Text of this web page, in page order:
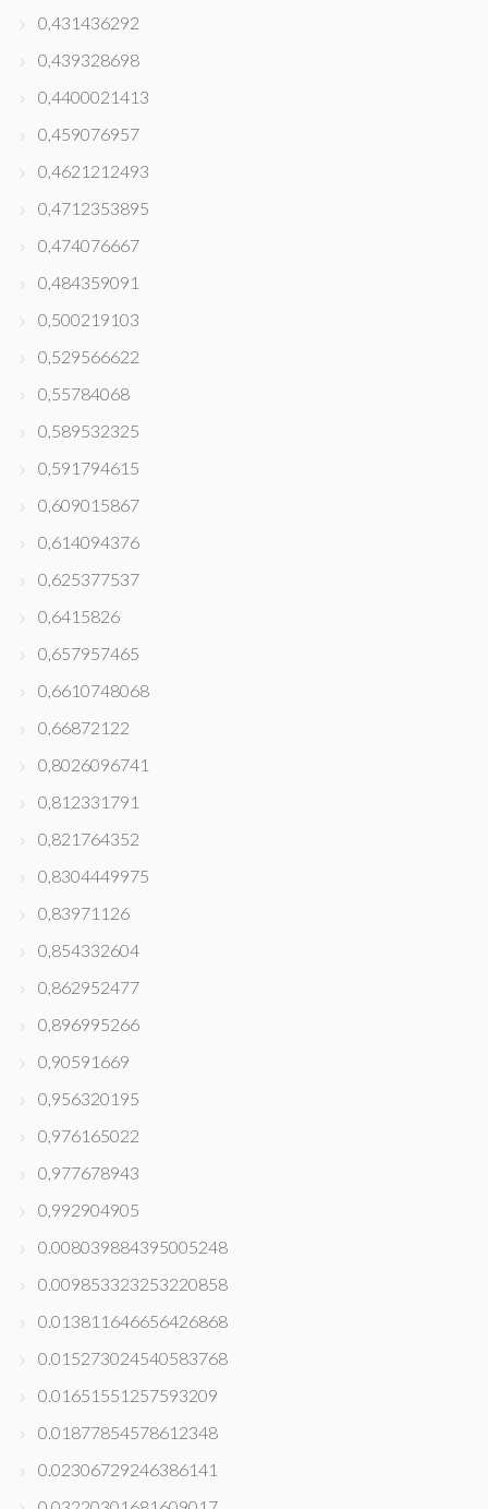
0,431436292
0,439328698
0,4400021413
0,459076957
0,4621212493
0,4712353895
0,474076667
0,484359091
0,500219103
0,529566622
0,55784068
0,589532325
0,591794615
0,609015867
0,614094376
0,625377537
0,6415826
0,657957465
0,6610748068
0,66872122
0,8026096741
0,812331791
0,821764352
0,8304449975
0,83971126
0,854332604
0,862952477
0,896995266
0,90591669
0,956320195
0,976165022
0,977678943
0,992904905
0.008039884395005248
0.009853323253220858
0.013811646656426868
0.015273024540583768
0.01651551257593209
0.01877854578612348
0.02306729246386141